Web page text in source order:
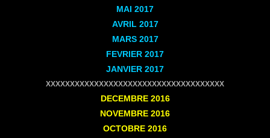
MAI 2017
AVRIL2017
MARS2017
FEVRIER 2017
JANVIER 2017
XXXXXXXXXXXXXXXXXXXXXXXXXXXXXXXXXXXXX
DECEMBRE2016
NOVEMBRE 2016
OCTOBRE 2016